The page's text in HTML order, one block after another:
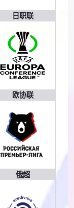
日职联
欧协联
俄超